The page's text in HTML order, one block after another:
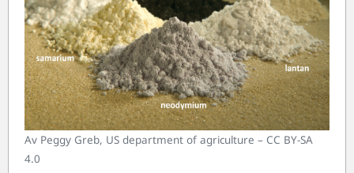
Av Peggy Greb, US department of agriculture – CC BY-SA
4.0